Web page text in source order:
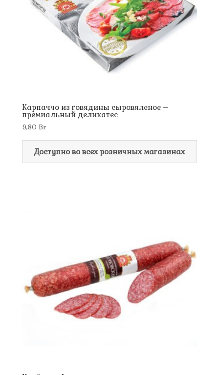
Карпаччо из говядины сыровяленое –
премиальный деликатес
9,80 Br
Доступно во всех розничных магазинах